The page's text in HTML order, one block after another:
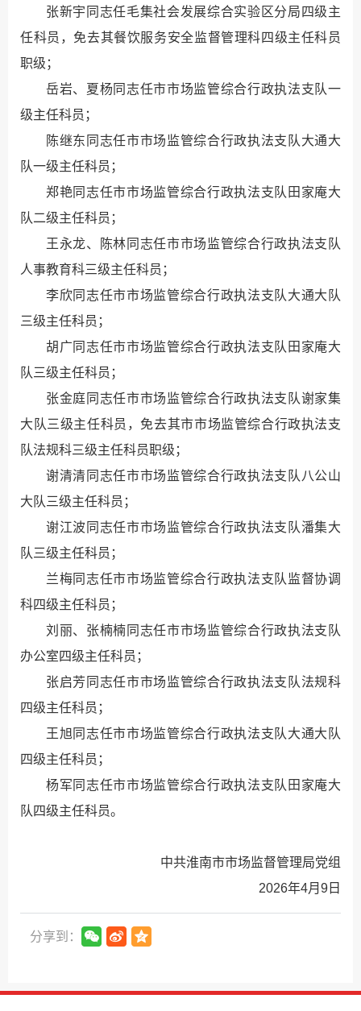
张新宇同志任毛集社会发展综合实验区分局四级主
任科员，免去其餐饮服务安全监督管理科四级主任科员
职级；
岳岩、夏杨同志任市市场监管综合行政执法支队一
级主任科员；
陈继东同志任市市场监管综合行政执法支队大通大
队一级主任科员；
郑艳同志任市市场监管综合行政执法支队田家庵大
队二级主任科员；
王永龙、陈林同志任市市场监管综合行政执法支队
人事教育科三级主任科员；
李欣同志任市市场监管综合行政执法支队大通大队
三级主任科员；
胡广同志任市市场监管综合行政执法支队田家庵大
队三级主任科员；
张金庭同志任市市场监管综合行政执法支队谢家集
大队三级主任科员，免去其市市场监管综合行政执法支
队法规科三级主任科员职级；
谢清清同志任市市场监管综合行政执法支队八公山
大队三级主任科员；
谢江波同志任市市场监管综合行政执法支队潘集大
队三级主任科员；
兰梅同志任市市场监管综合行政执法支队监督协调
科四级主任科员；
刘丽、张楠楠同志任市市场监管综合行政执法支队
办公室四级主任科员；
张启芳同志任市市场监管综合行政执法支队法规科
四级主任科员；
王旭同志任市市场监管综合行政执法支队大通大队
四级主任科员；
杨军同志任市市场监管综合行政执法支队田家庵大
队四级主任科员。
中共淮南市市场监督管理局党组
2026年4月9日
分享到：